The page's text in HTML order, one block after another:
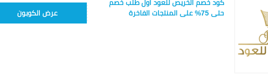
حتى 75% على المنتجات الفاخرة
ALKH50عرض الكوبون